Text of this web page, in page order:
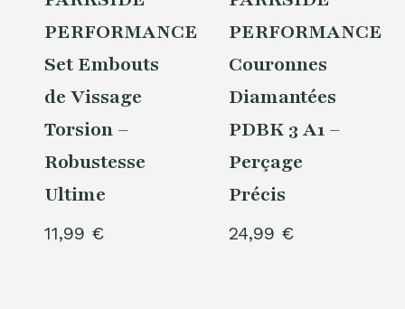
PERFORMANCE®
Set Embouts
de Vissage
Torsion –
Robustesse
Ultime
11,99 €
PERFORMANCE®
Couronnes
Diamantées
PDBK 3 A1 –
Perçage
Précis
24,99 €